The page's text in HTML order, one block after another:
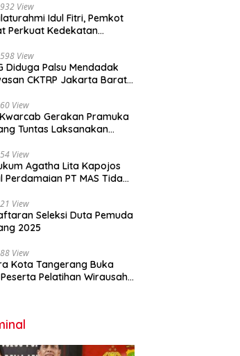
View
Idul Fitri, Pemkot
Perkuat Kedekatan
View
Diduga Palsu Mendadak
CKTRP Jakarta Barat
View
Gerakan Pramuka
Tuntas Laksanakan
View
Agatha Lita Kapojos
Perdamaian PT MAS Tidak
View
Seleksi Duta Pemuda
2025
View
Kota Tangerang Buka
Pelatihan Wirausaha